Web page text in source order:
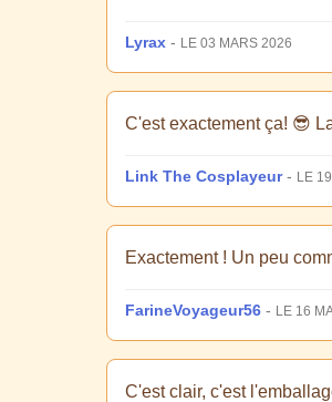
Lyrax - LE 03 MARS 2026
C'est exactement ça! 😎
Link The Cosplayeur- LE
Exactement ! Un peu
FarineVoyageur56 - LE 16
C'est clair, c'est